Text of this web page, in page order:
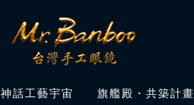
神話工藝宇宙 旗艦殿・共築計畫